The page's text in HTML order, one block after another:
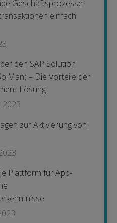
Geschäftsprozesse
einfach
den SAP Solution
– Die Vorteile der
Lösung
2023
zur Aktivierung von
Plattform für App-